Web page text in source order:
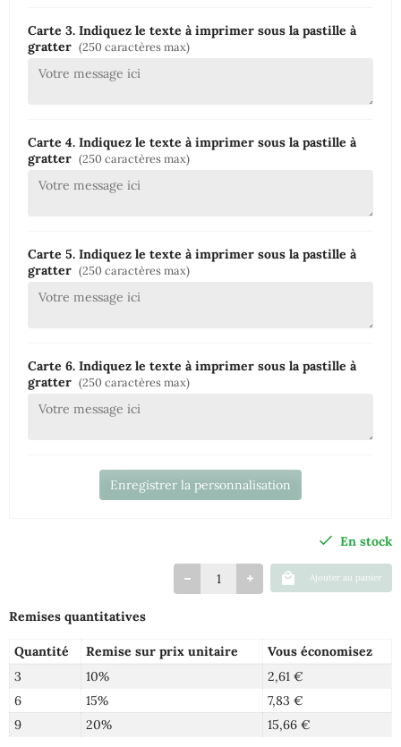
Carte 3. Indiquez le texte à imprimer sous la pastille à
gratter (250 caractères max)
Carte 4. Indiquez le texte à imprimer sous la pastille à
gratter (250 caractères max)
Carte 5. Indiquez le texte à imprimer sous la pastille à
gratter (250 caractères max)
Carte 6. Indiquez le texte à imprimer sous la pastille à
gratter (250 caractères max)
Enregistrer la personnalisation
En stock
Ajouter au panier
Remises quantitatives
Quantité Remise sur prix unitaire
Vous économisez
3
10%
2,61 €
6
15%
7,83 €
9
20% 15,66 €